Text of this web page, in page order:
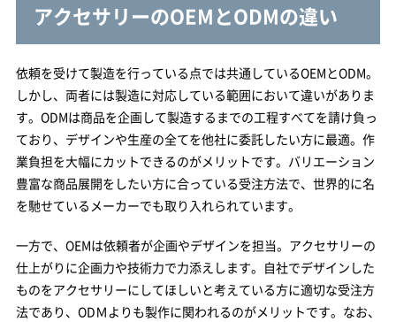
アクセサリーのOEMとODMの違い
依頼を受けて製造を行っている点では共通しているOEMとODM。
しかし、両者には製造に対応している範囲において違いがありま
す。ODMは商品を企画して製造するまでの工程すべてを請け負っ
ており、デザインや生産の全てを他社に委託したい方に最適。作
業負担を大幅にカットできるのがメリットです。バリエーション
豊富な商品展開をしたい方に合っている受注方法で、世界的に名
を馳せているメーカーでも取り入れられています。
一方で、OEMは依頼者が企画やデザインを担当。アクセサリーの
仕上がりに企画力や技術力で力添えします。自社でデザインした
ものをアクセサリーにしてほしいと考えている方に適切な受注方
法であり、ODＭよりも製作に関われるのがメリットです。なお、